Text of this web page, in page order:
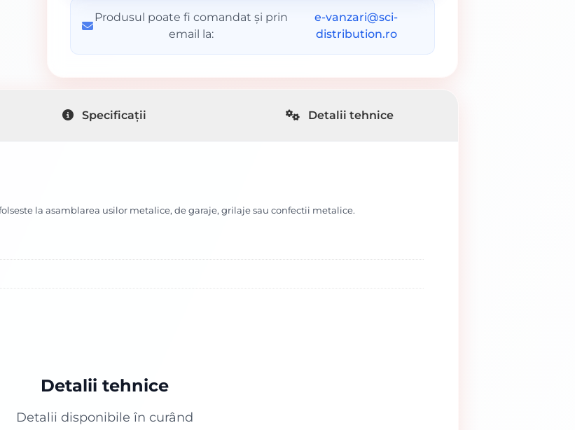
Produsul poate fi comandat și prin
email la:
e-vanzari@sci-
distribution.ro
Specificații Detalii tehnice
la asamblarea usilor metalice, de garaje, grilaje sau confectii metalice.
Detalii tehnice
Detalii disponibile în curând